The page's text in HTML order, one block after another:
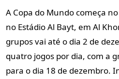
A Copa do Mundo começa
no Estádio Al Bayt, em Al
grupos vai até o dia 2 de
quatro jogos por dia, com a
para o dia 18 de dezembro.